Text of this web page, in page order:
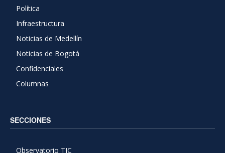
Política
Infraestructura
Noticias de Medellín
Noticias de Bogotá
Confidenciales
Columnas
SECCIONES
Observatorio TIC